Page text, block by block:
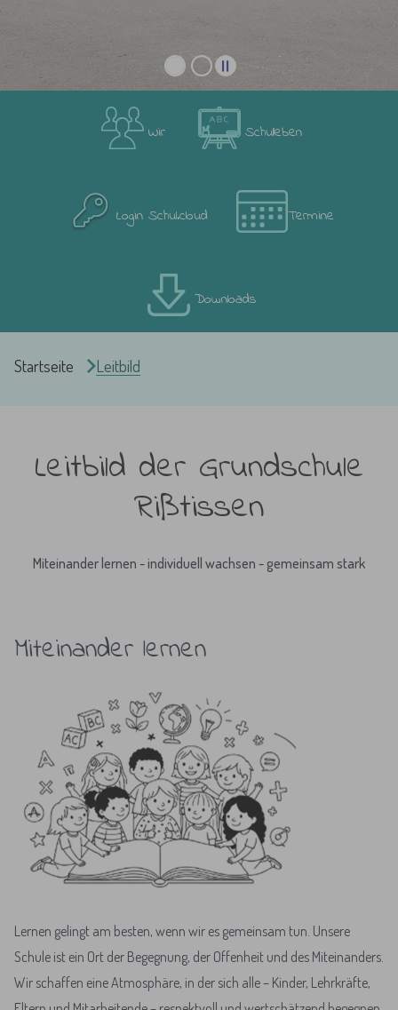
Wir Schulleben
Login Schul.cloud Termine
Downloads
Startseite Leitbild
Leitbild der Grundschule
Rißtissen
Miteinander lernen - individuell wachsen - gemeinsam stark
Miteinander lernen
Lernen gelingt am besten, wenn wir es gemeinsam tun. Unsere
Schule ist ein Ort der Begegnung, der Offenheit und des Miteinanders.
Wir schaffen eine Atmosphäre, in der sich alle – Kinder, Lehrkräfte,